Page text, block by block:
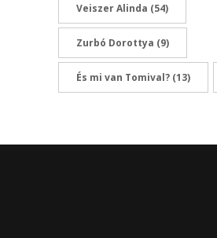
Veiszer Alinda (54)
Zurbó Dorottya (9)
És mi van Tomival? (13)